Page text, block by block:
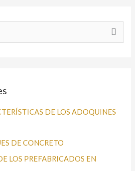
DE LOS ADOQUINES
DE CONCRETO
LOS PREFABRICADOS EN